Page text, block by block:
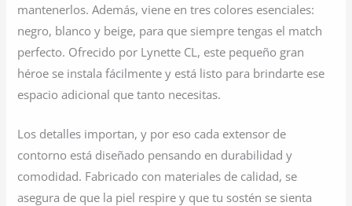
mantenerlos. Además, viene en tres colores esenciales:
negro, blanco y beige, para que siempre tengas el match
perfecto. Ofrecido por Lynette CL, este pequeño gran
héroe se instala fácilmente y está listo para brindarte ese
espacio adicional que tanto necesitas.
Los detalles importan, y por eso cada extensor de
contorno está diseñado pensando en durabilidad y
comodidad. Fabricado con materiales de calidad, se
asegura de que la piel respire y que tu sostén se sienta